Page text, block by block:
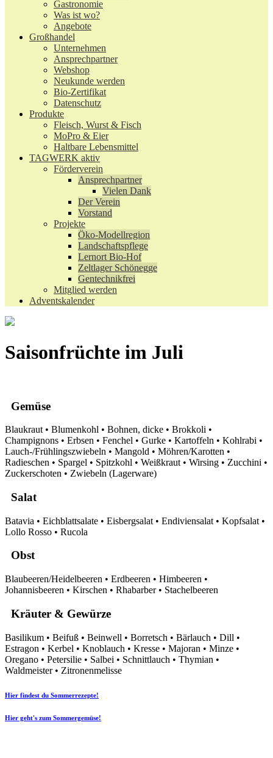
Gastronomie
Was ist wo?
Angebote
Großhandel
Unternehmen
Ansprechpartner
Webshop
Neukunde werden
Bio-Zertifikat
Datenschutz
Produkte
Fleisch, Wurst & Fisch
MoPro & Eier
Haltbare Lebensmittel
TAGWERK aktiv
Förderverein
Ansprechpartner
Vielen Dank
Der Verein
Vorstand
Projekte
Öko-Modellregion
Landschaftspflege
Lernort Bio-Hof
Zeltlager Schönegge
Gentechnikfrei
Mitglied werden
Adventskalender
Saisonfrüchte im Juli
Gemüse
Blaukraut • Blumenkohl • Bohnen, dicke • Brokkoli •
Champignons • Erbsen • Fenchel • Gurke • Kartoffeln • Kohlrabi •
Lauch-/Frühlingszwiebeln • Mangold • Möhren/Karotten •
Radieschen • Spargel • Spitzkohl • Weißkraut • Wirsing • Zucchini •
Zuckerschoten • Zwiebeln (Lagerware)
Salat
Batavia • Eichblattsalate • Eisbergsalat • Endiviensalat • Kopfsalat •
Lollo Rosso • Rucola
Obst
Blaubeeren/Heidelbeeren • Erdbeeren • Himbeeren •
Johannisbeeren • Kirschen • Rhabarber • Stachelbeeren
Kräuter & Gewürze
Basilikum • Beifuß • Beinwell • Borretsch • Bärlauch • Dill •
Estragon • Kerbel • Knoblauch • Kresse • Majoran • Minze •
Oregano • Petersilie • Salbei • Schnittlauch • Thymian •
Waldmeister • Zitronenmelisse
Hier findest du Sommerrezepte!
Hier geht's zum Sommergemüse!